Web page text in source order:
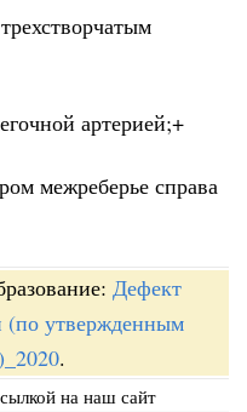
артерией;+
межреберье справа
Дефект
(по утвержденным
.
на наш сайт